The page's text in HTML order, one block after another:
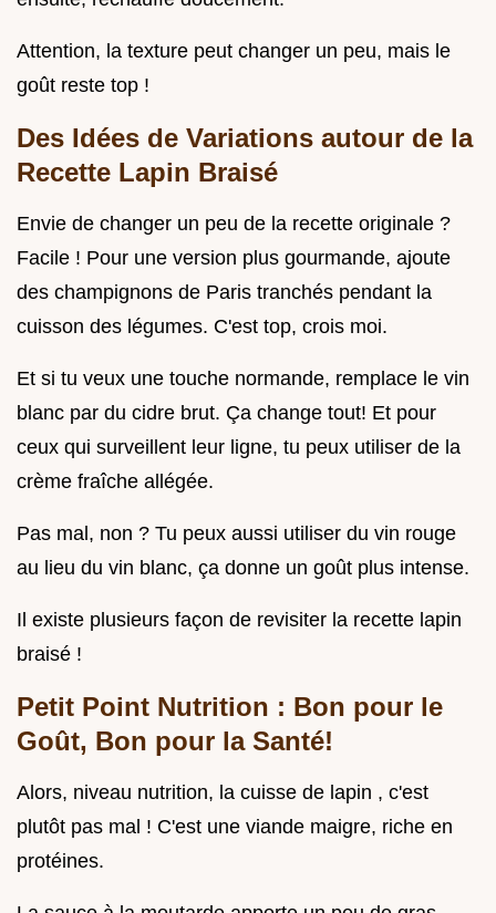
Attention, la texture peut changer un peu, mais le
goût reste top !
Des Idées de Variations autour de la
Recette Lapin Braisé
Envie de changer un peu de la recette originale ?
Facile ! Pour une version plus gourmande, ajoute
des champignons de Paris tranchés pendant la
cuisson des légumes. C'est top, crois moi.
Et si tu veux une touche normande, remplace le vin
blanc par du cidre brut. Ça change tout! Et pour
ceux qui surveillent leur ligne, tu peux utiliser de la
crème fraîche allégée.
Pas mal, non ? Tu peux aussi utiliser du vin rouge
au lieu du vin blanc, ça donne un goût plus intense.
Il existe plusieurs façon de revisiter la recette lapin
braisé !
Petit Point Nutrition : Bon pour le
Goût, Bon pour la Santé!
Alors, niveau nutrition, la cuisse de lapin , c'est
plutôt pas mal ! C'est une viande maigre, riche en
protéines.